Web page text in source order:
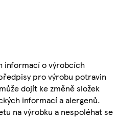
informací o výrobcích
pro výrobu potravin
dojít ke změně složek
informací a alergenů.
na výrobku a nespoléhat se